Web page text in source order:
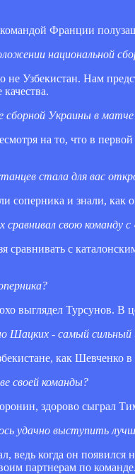
Франции
национальной
Узбекистан. Нам
Украины в
на то, что в
стала для вас
соперника и знали, как
свою команду
сравнивать с
выглядел Турсунов. В
- самый сильный
как Шевченко
своей команды?
здорово сыграл
удачно выступить
ведь когда он появился
партнерам по